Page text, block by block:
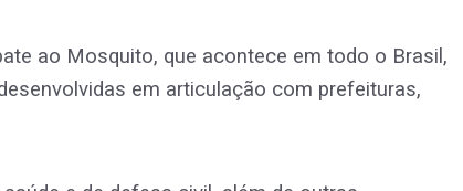
ao Mosquito, que acontece em todo o Brasil,
em articulação com prefeituras,